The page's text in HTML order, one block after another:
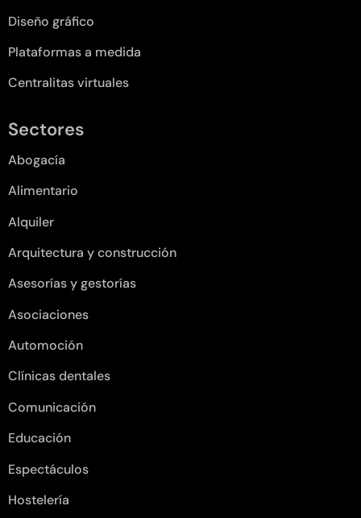
Diseño gráfico
Plataformas a medida
Centralitas virtuales
Sectores
Abogacía
Alimentario
Alquiler
Arquitectura y construcción
Asesorías y gestorías
Asociaciones
Automoción
Clínicas dentales
Comunicación
Educación
Espectáculos
Hostelería